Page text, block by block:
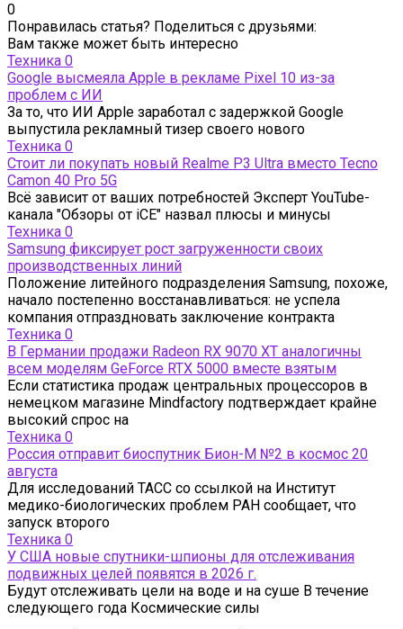
0
Понравилась статья? Поделиться с друзьями:
Вам также может быть интересно
Техника 0
Google высмеяла Apple в рекламе Pixel 10 из-за
проблем с ИИ
За то, что ИИ Apple заработал с задержкой Google
выпустила рекламный тизер своего нового
Техника 0
Стоит ли покупать новый Realme P3 Ultra вместо Tecno
Camon 40 Pro 5G
Всё зависит от ваших потребностей Эксперт YouTube-
канала "Обзоры от iCE" назвал плюсы и минусы
Техника 0
Samsung фиксирует рост загруженности своих
производственных линий
Положение литейного подразделения Samsung, похоже,
начало постепенно восстанавливаться: не успела
компания отпраздновать заключение контракта
Техника 0
В Германии продажи Radeon RX 9070 XT аналогичны
всем моделям GeForce RTX 5000 вместе взятым
Если статистика продаж центральных процессоров в
немецком магазине Mindfactory подтверждает крайне
высокий спрос на
Техника 0
Россия отправит биоспутник Бион-М №2 в космос 20
августа
Для исследований ТАСС со ссылкой на Институт
медико-биологических проблем РАН сообщает, что
запуск второго
Техника 0
У США новые спутники-шпионы для отслеживания
подвижных целей появятся в 2026 г.
Будут отслеживать цели на воде и на суше В течение
следующего года Космические силы